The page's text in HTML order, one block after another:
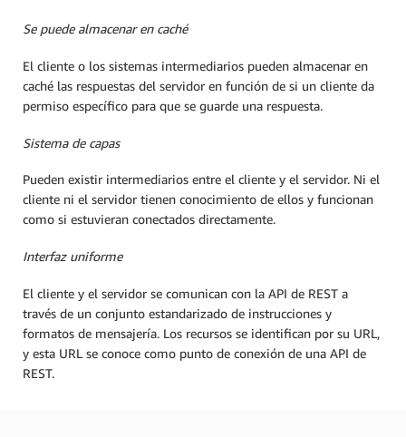
Se puede almacenar en caché
El cliente o los sistemas intermediarios pueden almacenar en
caché las respuestas del servidor en función de si un cliente da
permiso específico para que se guarde una respuesta.
Sistema de capas
Pueden existir intermediarios entre el cliente y el servidor. Ni el
cliente ni el servidor tienen conocimiento de ellos y funcionan
como si estuvieran conectados directamente.
Interfaz uniforme
El cliente y el servidor se comunican con la API de REST a
través de un conjunto estandarizado de instrucciones y
formatos de mensajería. Los recursos se identifican por su URL,
y esta URL se conoce como punto de conexión de una API de
REST.